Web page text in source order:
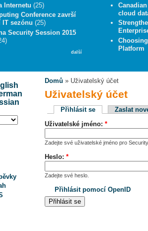
Internetu (25)
Conference završí
IT sezónu (25)
Security Session 2015
další
cloud
Platform
Domů » Uživatelský účet
Uživatelský účet
Přihlásit se
Zaslat
Uživatelské jméno: *
Zadejte své uživatelské jméno pro
Heslo: *
Zadejte své heslo.
Přihlásit pomocí OpenID